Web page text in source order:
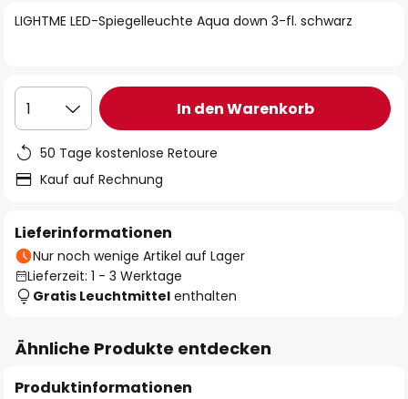
LIGHTME LED-Spiegelleuchte Aqua down 3-fl. schwarz
1 In den Warenkorb
50 Tage kostenlose Retoure
Kauf auf Rechnung
Lieferinformationen
Nur noch wenige Artikel auf Lager
Lieferzeit: 1 - 3 Werktage
Gratis Leuchtmittel enthalten
Ähnliche Produkte entdecken
Produktinformationen